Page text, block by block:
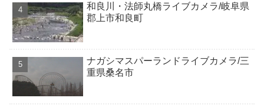
和良川・法師丸橋ライブカメラ/岐阜県
郡上市和良町
ナガシマスパーランドライブカメラ/三
重県桑名市